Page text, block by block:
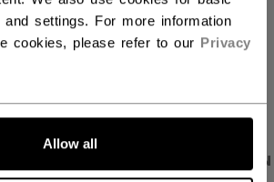
settings. For more information
cookies, please refer to our Privacy
Allow all
ANGABEN